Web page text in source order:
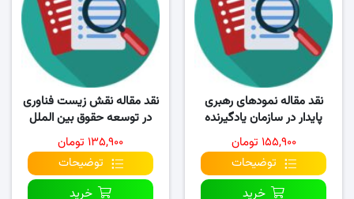
نقد مقاله نمودهای رهبری
پایدار در سازمان یادگیرنده
۱۵۵,۹۰۰ تومان
توضیحات
خرید
نقد مقاله نقش زیست فناوری
در توسعه حقوق بین‌ الملل
محیط‌ زیست
۱۳۵,۹۰۰ تومان
توضیحات
خرید